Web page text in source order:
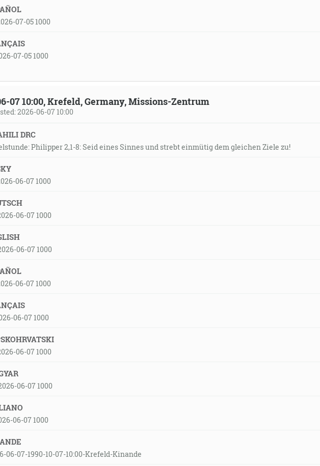
07-05 1000
07-05 1000
07 10:00, Krefeld, Germany, Missions-Zentrum
2026-06-07 10:00
DRC
Philipper 2,1-8: Seid eines Sinnes und strebt einmütig dem gleichen Ziele zu!
06-07 1000
06-07 1000
06-07 1000
06-07 1000
06-07 1000
06-07 1000
06-07 1000
06-07 1000
06-07-1990-10-07-10:00-Krefeld-Kinande